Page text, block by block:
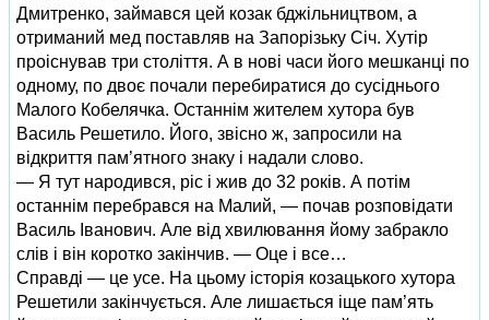
Дмитренко, займався цей козак бджільництвом, а
отриманий мед поставляв на Запорізьку Січ. Хутір
проіснував три століття. А в нові часи його мешканці по
одному, по двоє почали перебиратися до сусіднього
Малого Кобелячка. Останнім жителем хутора був
Василь Решетило. Його, звісно ж, запросили на
відкриття пам’ятного знаку і надали слово.
— Я тут народився, ріс і жив до 32 років. А потім
останнім перебрався на Малий, — почав розповідати
Василь Іванович. Але від хвилювання йому забракло
слів і він коротко закінчив. — Оце і все…
Справді — це усе. На цьому історія козацького хутора
Решетили закінчується. Але лишається іще пам’ять